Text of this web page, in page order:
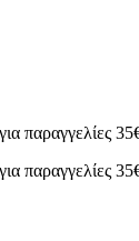
35€
35€